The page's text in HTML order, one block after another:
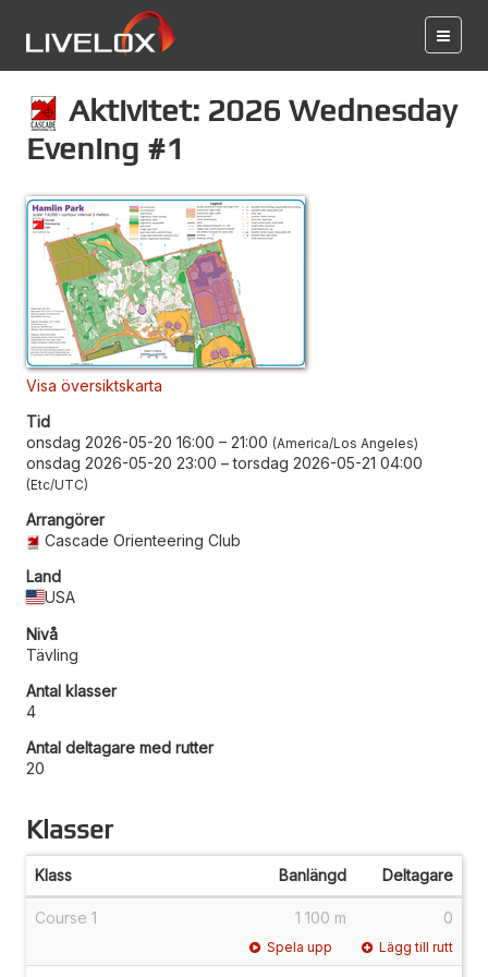
Aktivitet: 2026 Wednesday
Evening #1
Visa översiktskarta
Tid
onsdag 2026-05-20 16:00 – 21:00 America/Los Angeles
onsdag 2026-05-20 23:00 –torsdag 2026-05-21 04:00
Etc/UTC
Arrangörer
Cascade Orienteering Club
Land
USA
Nivå
Tävling
Antal klasser
4
Antal deltagare med rutter
20
Klasser
Klass Banlängd Deltagare
Course 1 1 100 m 0
Spela upp Lägg till rutt